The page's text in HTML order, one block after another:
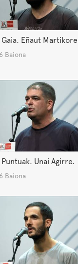
Eñaut
Baiona
Unai Agirre.
Baiona